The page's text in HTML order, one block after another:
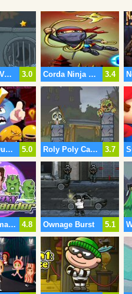
3.0
Red Ball 4 Vol 3 3.4
Corda Ninja Jump
5.0
Lee-Lees Quest 2 3.7
Roly Poly Cannon Mostri Sanguinari Pack
4.8
Galaxy Comandante 5.1
Ownage Burst